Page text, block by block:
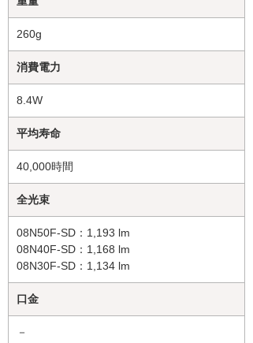
260g
消費電力
8.4W
平均寿命
40,000時間
全光束
08N50F-SD：1,193 lm
08N40F-SD：1,168 lm
08N30F-SD：1,134 lm
口金
－